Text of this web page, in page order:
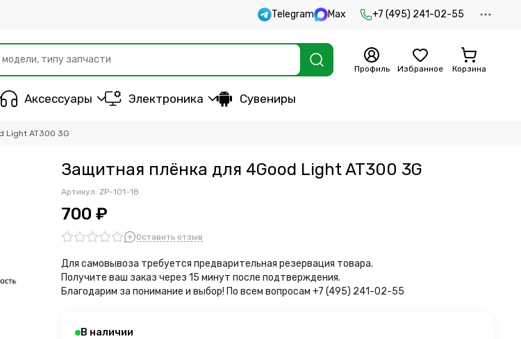
Telegram Max +7 (495) 241-02-55
Профиль Избранное Корзина
Аксессуары Электроника Сувениры
Light AT300 3G
Защитная плёнка для 4Good Light AT300 3G
Артикул: ZP-101-18
700 ₽
Оставить отзыв
Для самовывоза требуется предварительная резервация товара.
Получите ваш заказ через 15 минут после подтверждения.
Благодарим за понимание и выбор! По всем вопросам +7 (495) 241-02-55
В наличии